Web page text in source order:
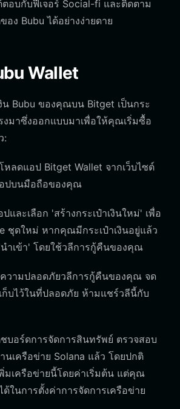
อบกับฟีเจอร์ Social-fi และติดตาม
ง Bubu ได้อย่างง่ายดาย
Wallet
น Bubu ของคุณบน Bitget เป็นกระ
งมาซึ่งออกแบบมาเพื่อให้คุณเริ่มซื้อ
:
หลดแอป Bitget Wallet จากเว็บไซต์
ปบนมือถือของคุณ
ปและเลือก 'สร้างกระเป๋าเงินใหม่' เพื่อ
ชุดใหม่ หากคุณมีกระเป๋าเงินอยู่แล้ว
ำเข้า' โดยใช้วลีการกู้คืนของคุณ
วามปลอดภัยวลีการกู้คืนของคุณ จด
ก็บไว้ในที่ปลอดภัย ห้ามแชร์วลีนี้กับ
บอร์ดการจัดการสินทรัพย์ ตรวจสอบ
นเครือข่าย Solana แล้ว โดยปกติ
มเครือข่ายนี้โดยค่าเริ่มต้น แต่คุณ
ในการตั้งค่าการจัดการเครือข่าย